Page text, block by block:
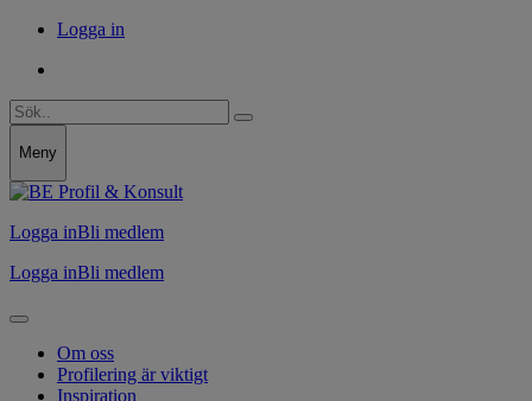
Logga in
Meny
Logga inBli medlem
Logga inBli medlem
Om oss
Profilering är viktigt
Inspiration